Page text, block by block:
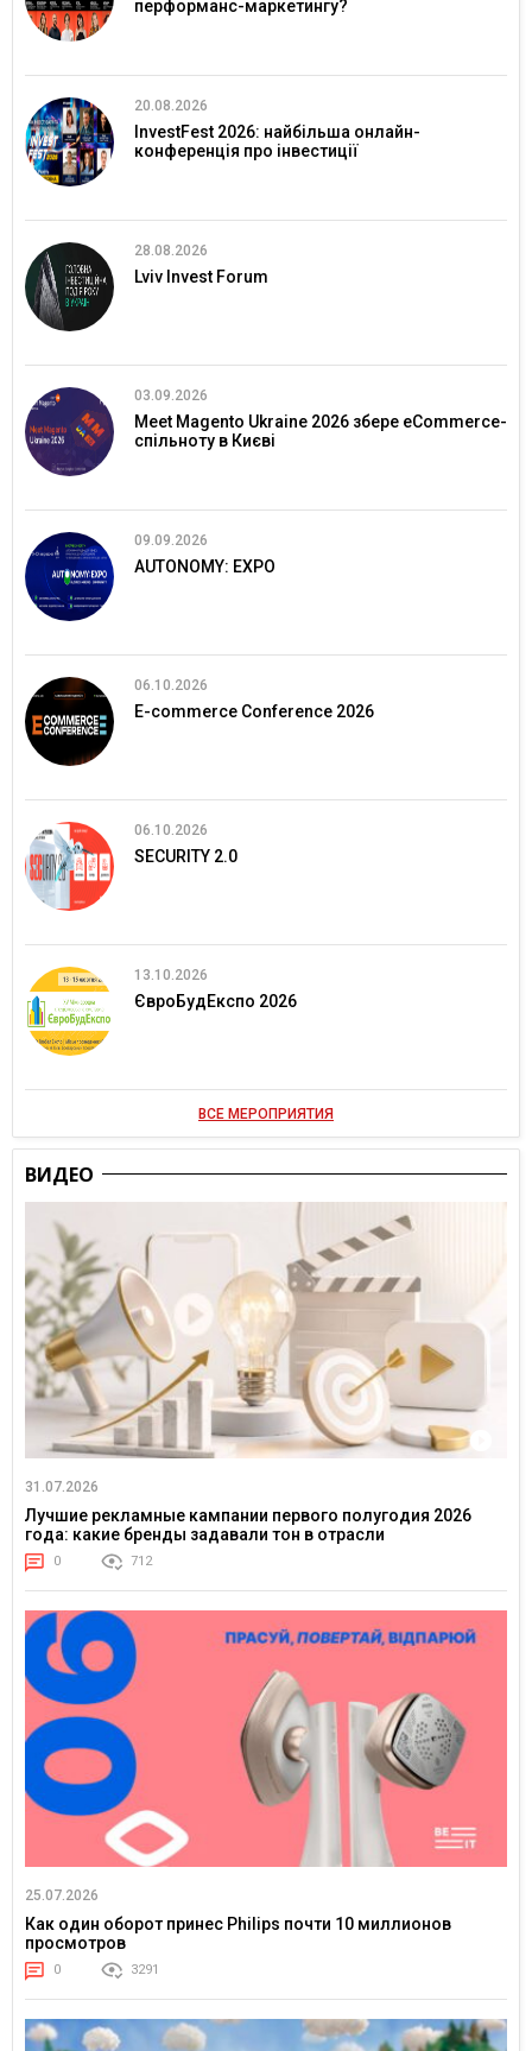
перформанс-маркетингу?
20.08.2026
InvestFest 2026: найбільша онлайн-
конференція про інвестиції
28.08.2026
Lviv Invest Forum
03.09.2026
Meet Magento Ukraine 2026 збере eCommerce-
спільноту в Києві
09.09.2026
AUTONOMY: EXPO
06.10.2026
E-commerce Conference 2026
06.10.2026
SECURITY 2.0
13.10.2026
ЄвроБудЕкспо 2026
ВСЕ МЕРОПРИЯТИЯ
ВИДЕО
31.07.2026
Лучшие рекламные кампании первого полугодия 2026
года: какие бренды задавали тон в отрасли
0 712
25.07.2026
Как один оборот принес Philips почти 10 миллионов
просмотров
0 3291